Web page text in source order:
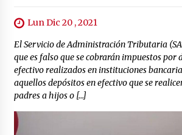
Lun Dic 20 , 2021
El Servicio de Administración Tributaria
que es falso que se cobrarán impuestos por
efectivo realizados en instituciones
aquellos depósitos en efectivo que se
padres a hijos o […]